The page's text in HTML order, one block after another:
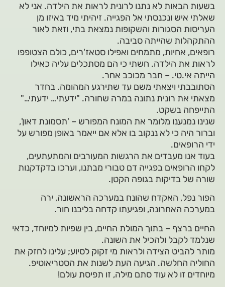
בשעות הבאות לא נתנו לרונית לראות את הילדה. אני לא
שאלתי איש ונכנסתי אל הפגייה. זיהיתי מיד באיזו מן
העריסות הסגורות והשקופות נמצאת בתי, וזאת לאור
ההתקהלות שהייתה סביבה.
רופאים, אחיות, מתמחים ואפילו סטאז'רים, כולם הצטופפו
לראות את הילדה. חשתי כי הם מסתכלים עליה כאילו
הייתה אי.טי. – חבר מכוכב אחר.
הסתובבתי ויצאתי משם עד שתירגע המהומה. בחדר
מצאתי את רונית נתונה במרה שחורה. "ידעתי… ידעתי…"
התייפחה בשקט.
שנינו נמנענו מלומר את המונח המפורש – 'תסמונת דאון',
וברור היה כי לא ננקוב בו אלא אם ייאמר באופן מפורש על
ידי הרופאים.
בעוד אנו מעבדים את הרגשות המעורבים והמתעתעים,
לקחו הרופאים בפגייה דם טבורי מבתנו, וערכו בדקדקנות
שורה של בדיקות בגופה הקטן.
הפור נפל, האקדח שהונח במערכה הראשונה, ירה
במערכה האחרונה, ופגיעתו קדחה בליבנו חור.
החיים ברצף – בתוך המולת החיים, בין שפיות למיוחד, כדאי
שנלמד לקבל ולהכיל את השונה.
מותר להביט הצידה ולראות מי זקוק לסיוע; עלינו לחזק את
החוליה החלשה. הגיעה העת לשנות את הסטריאוטיפ.
מיוחדים זו לא עוד סתם מילה, זו תפיסת עולם!